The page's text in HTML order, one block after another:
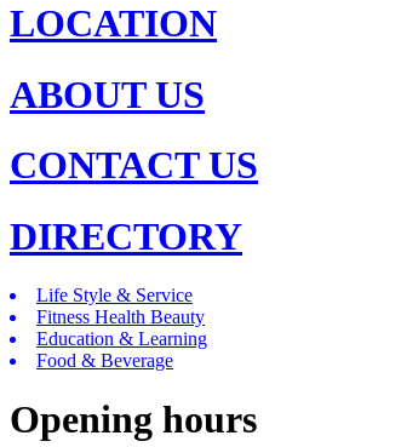
LOCATION
ABOUT US
CONTACT US
DIRECTORY
Life Style & Service
Fitness Health Beauty
Education & Learning
Food & Beverage
Opening hours